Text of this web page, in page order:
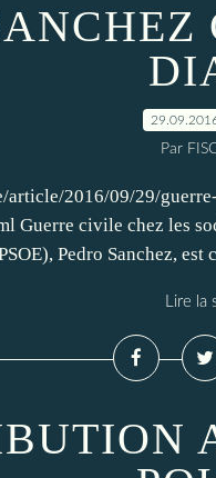
Par
2016/09/29/
Guerre civile chez les
Pedro Sanchez, est
Lire la